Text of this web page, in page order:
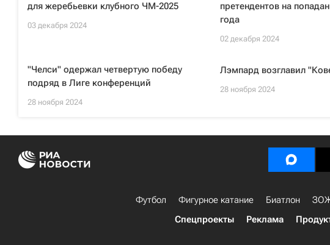
для жеребьевки клубного ЧМ-2025
03 декабря 2024
претендентов на
года
02 декабря 2024
"Челси" одержал четвертую победу
подряд в Лиге конференций
28 ноября 2024
Лэмпард возглавил
28 ноября 2024
Футбол Фигурное катание Биатлон
Спецпроекты
Реклама